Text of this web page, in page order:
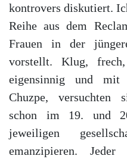
kontrovers diskutiert.
Reihe aus dem
Frauen in der
vorstellt. Klug,
eigensinnig und mit
Chuzpe, versuchten
schon im 19. und
jeweiligen
emanzipieren.